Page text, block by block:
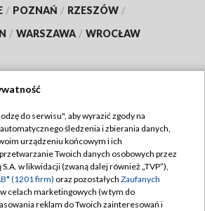
/ POZNAŃ / RZESZÓW /
/ WARSZAWA / WROCŁAW
TVP
TVP
Regulamin TVP
Polityka prywatności
Moje zgody
do serwisu", aby wyrazić zgody na
śledzenia i zbierania danych,
urządzeniu końcowym i ich
Twoich danych osobowych przez
w likwidacji (zwaną dalej również „TVP”),
(1201 firm) oraz pozostałych Zaufanych
celach marketingowych (w tym do
reklam do Twoich zainteresowań i